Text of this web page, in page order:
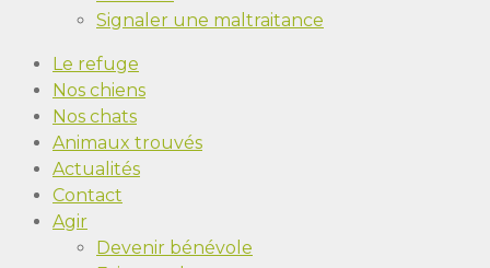
Signaler une maltraitance
Le refuge
Nos chiens
Nos chats
Animaux trouvés
Actualités
Contact
Agir
Devenir bénévole